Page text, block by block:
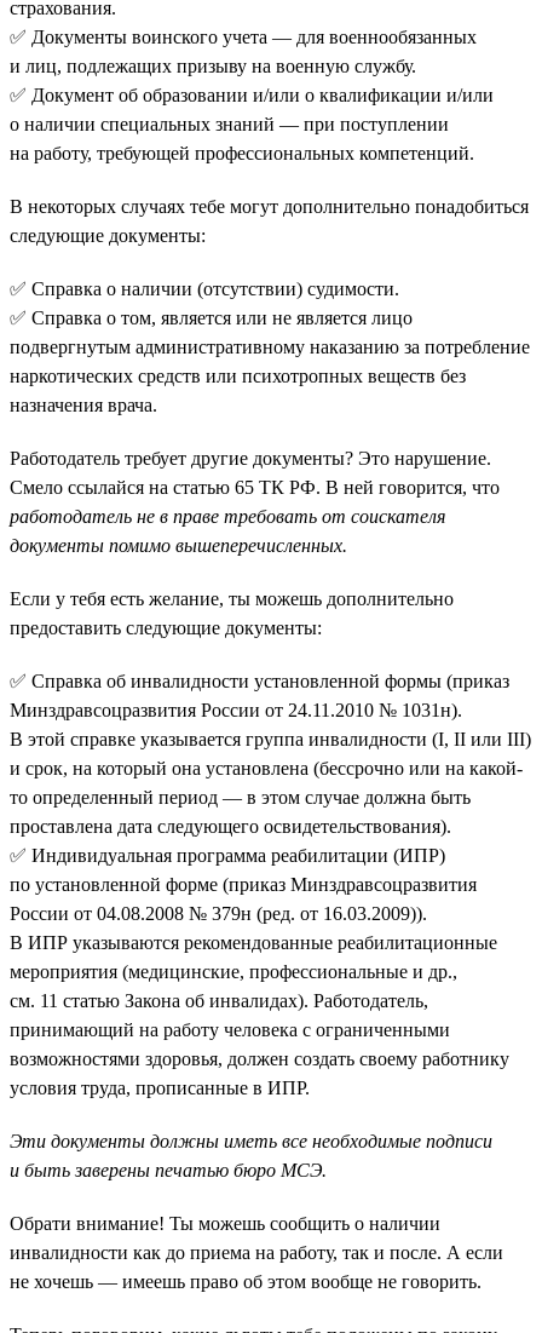
страхования.
✅ Документы воинского учета — для военнообязанных
и лиц, подлежащих призыву на военную службу.
✅ Документ об образовании и/или о квалификации и/или
о наличии специальных знаний — при поступлении
на работу, требующей профессиональных компетенций.
В некоторых случаях тебе могут дополнительно понадобиться
следующие документы:
✅ Справка о наличии (отсутствии) судимости.
✅ Справка о том, является или не является лицо
подвергнутым административному наказанию за потребление
наркотических средств или психотропных веществ без
назначения врача.
Работодатель требует другие документы? Это нарушение.
Смело ссылайся на статью 65 ТК РФ. В ней говорится, что
работодатель не в праве требовать от соискателя
документы помимо вышеперечисленных.
Если у тебя есть желание, ты можешь дополнительно
предоставить следующие документы:
✅ Справка об инвалидности установленной формы (приказ
Минздравсоцразвития России от 24.11.2010 № 1031н).
В этой справке указывается группа инвалидности (I, II или III)
и срок, на который она установлена (бессрочно или на какой-
то определенный период — в этом случае должна быть
проставлена дата следующего освидетельствования).
✅ Индивидуальная программа реабилитации (ИПР)
по установленной форме (приказ Минздравсоцразвития
России от 04.08.2008 № 379н (ред. от 16.03.2009)).
В ИПР указываются рекомендованные реабилитационные
мероприятия (медицинские, профессиональные и др.,
см. 11 статью Закона об инвалидах). Работодатель,
принимающий на работу человека с ограниченными
возможностями здоровья, должен создать своему работнику
условия труда, прописанные в ИПР.
Эти документы должны иметь все необходимые подписи
и быть заверены печатью бюро МСЭ.
Обрати внимание! Ты можешь сообщить о наличии
инвалидности как до приема на работу, так и после. А если
не хочешь — имеешь право об этом вообще не говорить.